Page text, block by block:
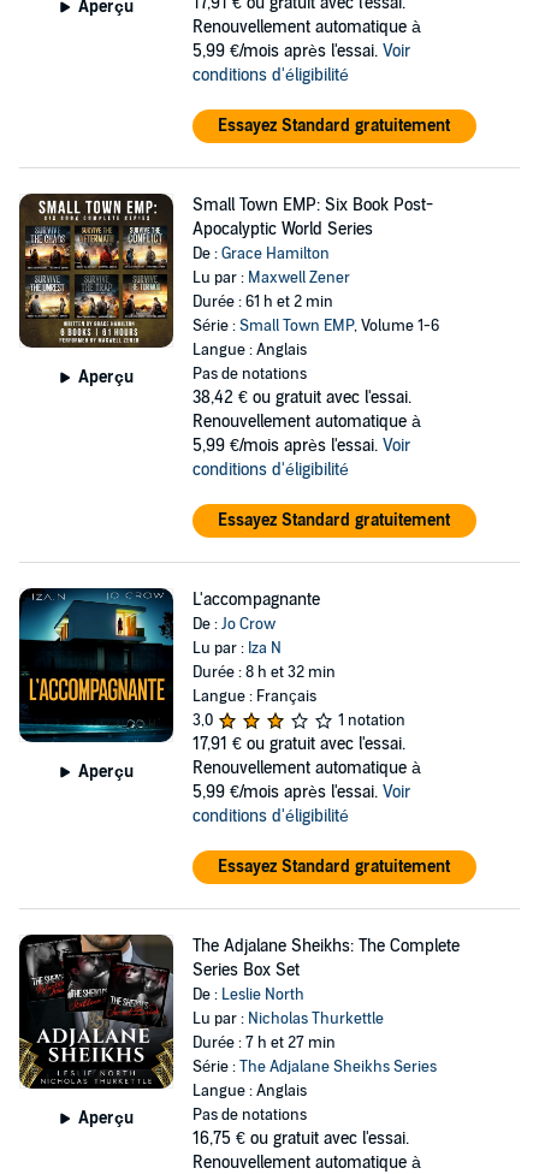
Aperçu
Renouvellement automatique à
5,99 €/mois après l'essai. Voir
conditions d'éligibilité
Essayez Standard gratuitement
Aperçu
Small Town EMP: Six Book Post-
Apocalyptic World Series
De :Grace Hamilton
Lu par : Maxwell Zener
Durée : 61 h et 2 min
Série :Small Town EMP, Volume 1-6
Langue : Anglais
Pas de notations
38,42 € ou gratuit avec l'essai.
Renouvellement automatique à
5,99 €/mois après l'essai. Voir
conditions d'éligibilité
Essayez Standard gratuitement
Aperçu
L'accompagnante
De :Jo Crow
Lu par : Iza N
Durée : 8 h et 32 min
Langue : Français
3,0
1 notation
17,91 € ou gratuit avec l'essai.
Renouvellement automatique à
5,99 €/mois après l'essai. Voir
conditions d'éligibilité
Essayez Standard gratuitement
Aperçu
The Adjalane Sheikhs: The Complete
Series Box Set
De : Leslie North
Lu par : Nicholas Thurkettle
Durée : 7 h et 27 min
Série :The Adjalane Sheikhs Series
Langue : Anglais
Pas de notations
16,75 € ou gratuit avec l'essai.
Renouvellement automatique à